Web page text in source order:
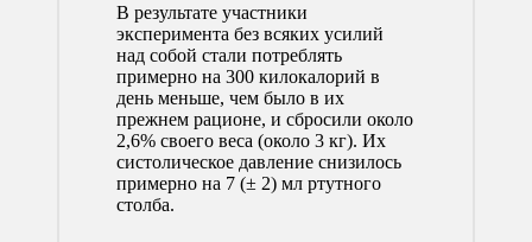
В результате участники
эксперимента без всяких усилий
над собой стали потреблять
примерно на 300 килокалорий в
день меньше, чем было в их
прежнем рационе, и сбросили около
2,6% своего веса (около 3 кг). Их
систолическое давление снизилось
примерно на 7 (± 2) мл ртутного
столба.